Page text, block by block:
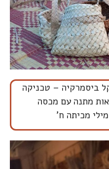
ביסמרקיה – טכניקה
מתנה עם מכסה
מכיתה ח'